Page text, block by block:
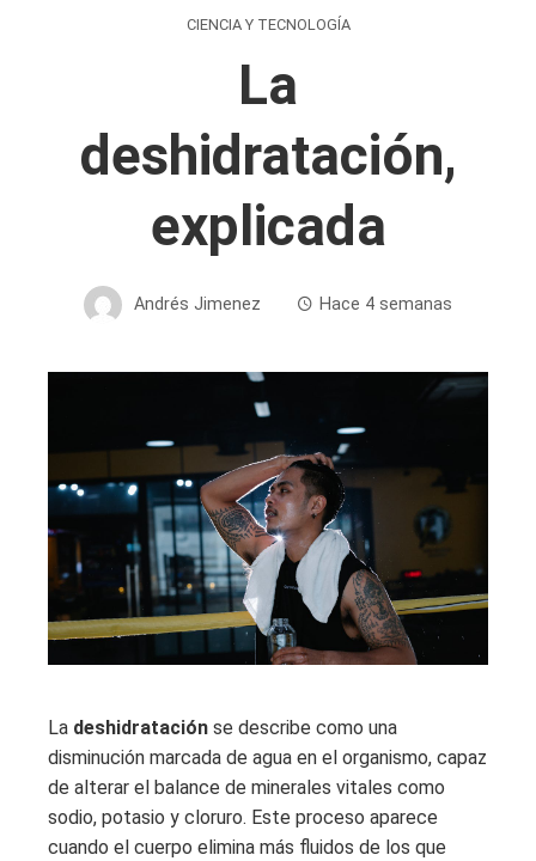
CIENCIA Y TECNOLOGÍA
La
deshidratación,
explicada
Andrés Jimenez Hace 4 semanas
La deshidratación se describe como una
disminución marcada de agua en el organismo, capaz
de alterar el balance de minerales vitales como
sodio, potasio y cloruro. Este proceso aparece
cuando el cuerpo elimina más fluidos de los que